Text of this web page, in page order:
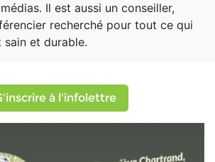
Il est aussi un conseiller,
recherché pour tout ce qui
et durable.
à l'infolettre